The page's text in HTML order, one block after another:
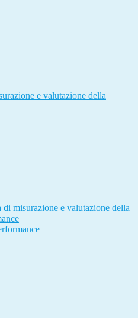
e valutazione della
di misurazione e valutazione della